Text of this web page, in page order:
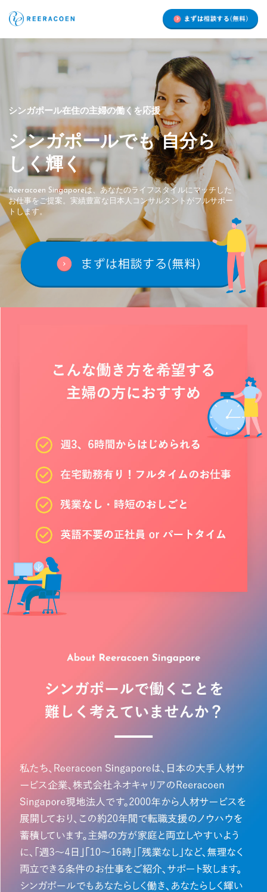
シンガポール在住の主婦の働くを応援
シンガポールでも 自分ら
しく輝く
Reeracoen Singaporeは、あなたのライフスタイルにマッチした
お仕事をご提案。実績豊富な日本人コンサルタントがフルサポー
トします。